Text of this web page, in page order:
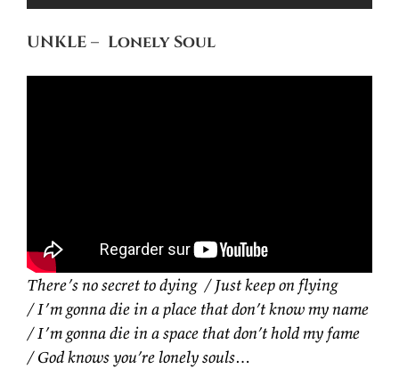
UNKLE – Lonely Soul
There’s no secret to dying / Just keep on flying
/ I’m gonna die in a place that don’t know my name
/ I’m gonna die in a space that don’t hold my fame
/ God knows you’re lonely souls…